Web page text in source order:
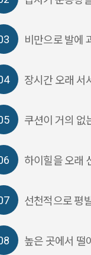
비만으로 발에
장시간 오래 서
쿠션이 거의 없
하이힐을 오래
선천적으로 평
높은 곳에서 떨